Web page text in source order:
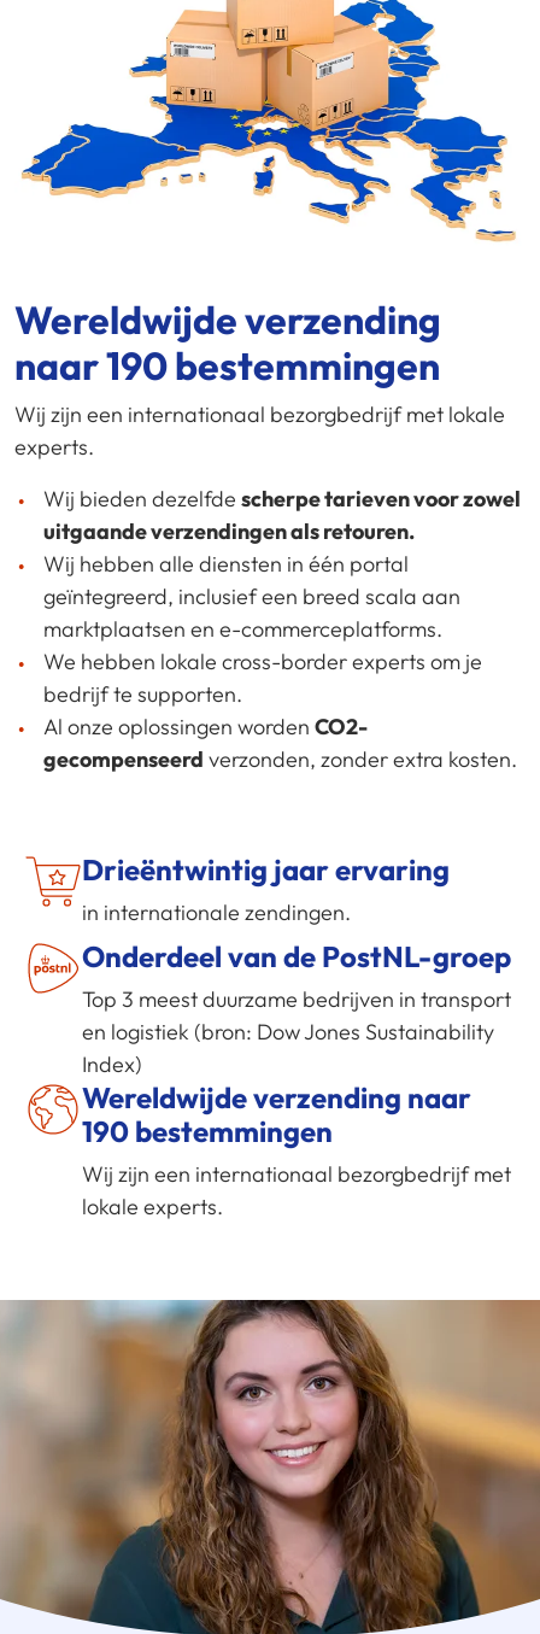
Wereldwijde verzending
naar 190 bestemmingen
Wij zijn een internationaal bezorgbedrijf met lokale
experts.
Wij bieden dezelfde scherpe tarieven voor zowel
uitgaande verzendingen als retouren.
Wij hebben alle diensten in één portal
geïntegreerd, inclusief een breed scala aan
marktplaatsen en e-commerceplatforms.
We hebben lokale cross-border experts om je
bedrijf te supporten.
Al onze oplossingen worden CO2-
gecompenseerd verzonden, zonder extra kosten.
Drieëntwintig jaar ervaring
in internationale zendingen.
Onderdeel van de PostNL-groep
Top 3 meest duurzame bedrijven in transport
en logistiek (bron: Dow Jones Sustainability
Index)
Wereldwijde verzending naar
190 bestemmingen
Wij zijn een internationaal bezorgbedrijf met
lokale experts.